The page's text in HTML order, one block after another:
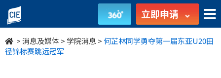
何
芷
林
立即申请
>消息及媒体 >学院消息 > 何芷林同学勇夺第一届东亚U20田
径锦标赛跳远冠军